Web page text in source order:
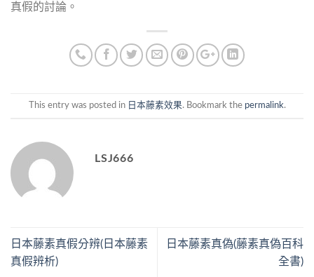
真假的討論。
This entry was posted in 日本藤素效果. Bookmark the permalink.
LSJ666
日本藤素真假分辨(日本藤素
真假辨析)
日本藤素真偽(藤素真偽百科
全書)